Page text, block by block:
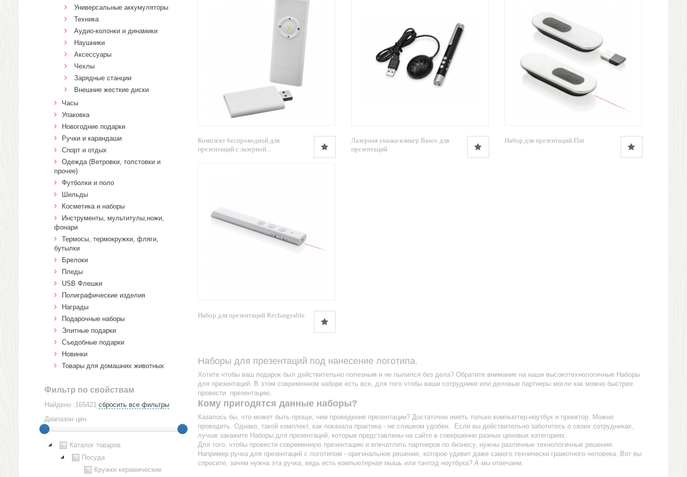
Комплект беспроводной для
презентаций с лазерной...
Лазерная указка-кликер Basov для
презентаций
Набор для презентаций Flat
Набор для презентаций Rechargeable
Наборы для презентаций под нанесение логотипа.
Хотите чтобы ваш подарок был действительно полезным и не пылился без дела? Обратите внимание на наши высокотехнологичные Наборы
для презентаций. В этом современном наборе есть все, для того чтобы ваши сотрудники или деловые партнеры могли как можно быстрее
провести презентацию.
Кому пригодятся данные наборы?
Казалось бы, что может быть проще, чем проведение презентации? Достаточно иметь только компьютер-ноутбук и проектор. Можно
проводить. Однако, такой комплект, как показала практика - не слишком удобен. Если вы действительно заботитесь о своих сотрудниках,
лучше закажите Наборы для презентаций, которые представлены на сайте в совершенно разных ценовых категориях.
Для того, чтобы провести современную презентацию и впечатлить партнеров по бизнесу, нужны различные технологичные решения.
Например ручка для презентаций с логотипом - оригинальное решение, которое удивит даже самого технически грамотного человека. Вот вы
спросите, зачем нужна эта ручка, ведь есть компьютерная мышь или тачпэд ноутбука? А мы отвечаем:
Универсальные аккумуляторы
Техника
Аудио-колонки и динамики
Наушники
Аксессуары
Чехлы
Зарядные станции
Внешние жесткие диски
Часы
Упаковка
Новогодние подарки
Ручки и карандаши
Спорт и отдых
Одежда (Ветровки, толстовки и
прочее)
Футболки и поло
Шильды
Косметика и наборы
Инструменты, мультитулы,ножи,
фонари
Термосы, термокружки, фляги,
бутылки
Брелоки
Пледы
USB Флешки
Полиграфические изделия
Награды
Подарочные наборы
Элитные подарки
Cъедобные подарки
Новинки
Товары для домашних животных
Фильтр по свойствам
Найдено :165421 сбросить все фильтры
Диапазон цен
Каталог товаров
Посуда
Кружки керамические